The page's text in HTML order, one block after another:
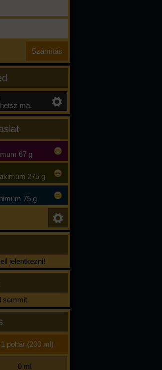
ma.
67 g
275 g
75 g
jelentkezni!
semmit.